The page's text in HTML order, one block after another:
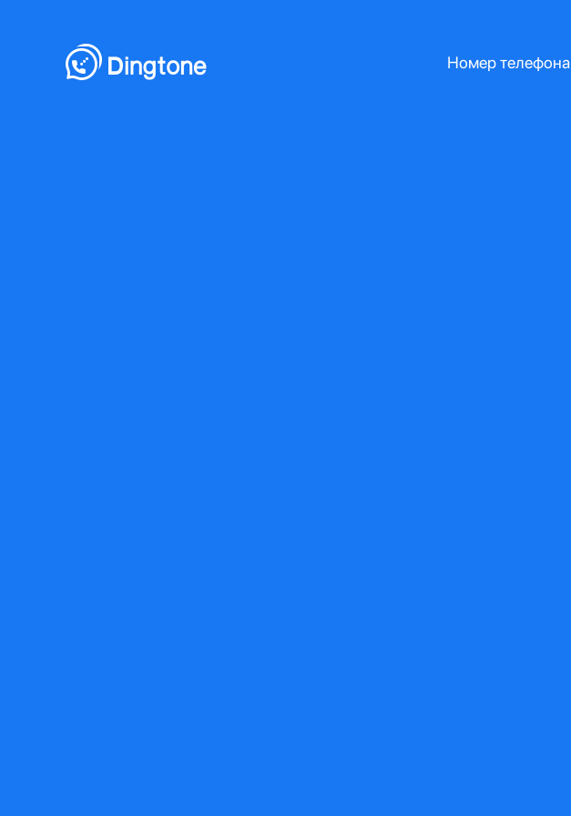
Номер телефона